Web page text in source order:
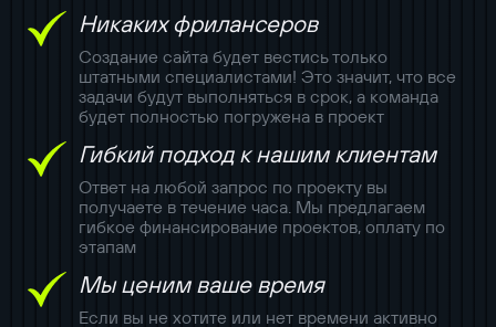
Никаких фрилансеров
Создание сайта будет вестись только
штатными специалистами! Это значит, что все
задачи будут выполняться в срок, а команда
будет полностью погружена в проект
Гибкий подход к нашим клиентам
Ответ на любой запрос по проекту вы
получаете в течение часа. Мы предлагаем
гибкое финансирование проектов, оплату по
этапам
Мы ценим ваше время
Если вы не хотите или нет времени активно